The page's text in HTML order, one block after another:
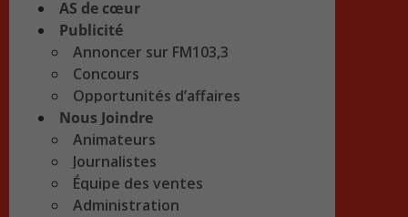
AS de cœur
Publicité
Annoncer sur FM103,3
Concours
Opportunités d’affaires
Nous Joindre
Animateurs
Journalistes
Équipe des ventes
Administration